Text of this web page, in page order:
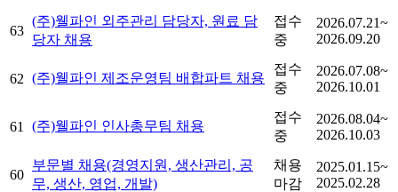
63
(주)웰파인 외주관리 담당자, 원료 담
당자 채용
접수
중
2026.07.21~
2026.09.20
62 (주)웰파인 제조운영팀 배합파트 채용
접수
중
2026.07.08~
2026.10.01
61 (주)웰파인 인사총무팀 채용
접수
중
2026.08.04~
2026.10.03
60
부문별 채용(경영지원, 생산관리, 공
무, 생산, 영업, 개발)
채용
마감
2025.01.15~
2025.02.28